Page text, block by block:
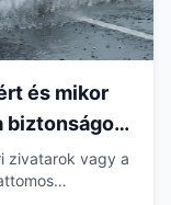
és mikor
biztonságos
zivatarok vagy a